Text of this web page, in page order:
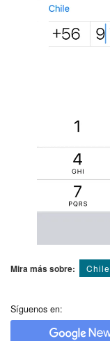
Mira más sobre: Chile
Síguenos en: